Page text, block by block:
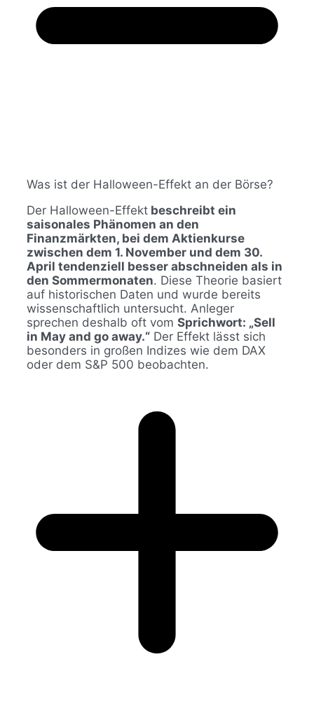
Was ist der Halloween-Effekt an der Börse?
Der Halloween-Effekt beschreibt ein
saisonales Phänomen an den
Finanzmärkten, bei dem Aktienkurse
zwischen dem 1. November und dem 30.
April tendenziell besser abschneiden als in
den Sommermonaten. Diese Theorie basiert
auf historischen Daten und wurde bereits
wissenschaftlich untersucht. Anleger
sprechen deshalb oft vom Sprichwort: „Sell
in May and go away.“ Der Effekt lässt sich
besonders in großen Indizes wie dem DAX
oder dem S&P 500 beobachten.